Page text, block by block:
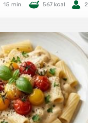
15 min. 567 kcal 2